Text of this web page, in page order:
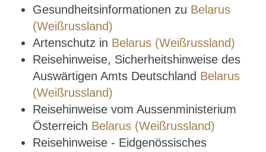
Gesundheitsinformationen zu Belarus
(Weißrussland)
Artenschutz in Belarus (Weißrussland)
Reisehinweise, Sicherheitshinweise des
Auswärtigen Amts Deutschland Belarus
(Weißrussland)
Reisehinweise vom Aussenministerium
Österreich Belarus (Weißrussland)
Reisehinweise - Eidgenössisches